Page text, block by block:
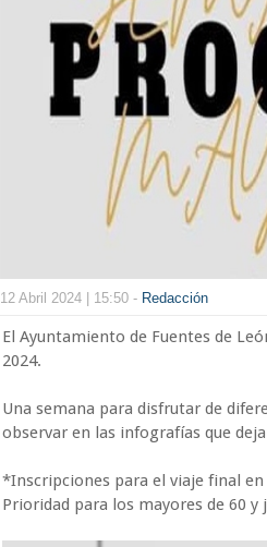
12 Abril 2024 | 15:50 - Redacción
El Ayuntamiento de Fuentes de
2024.
Una semana para disfrutar de
observar en las infografías que
*Inscripciones para el viaje final en
Prioridad para los mayores de 60